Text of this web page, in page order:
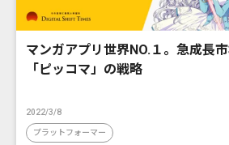
マンガアプリ世界NO.１。急成長
「ピッコマ」の戦略
2022/3/8
プラットフォーマー